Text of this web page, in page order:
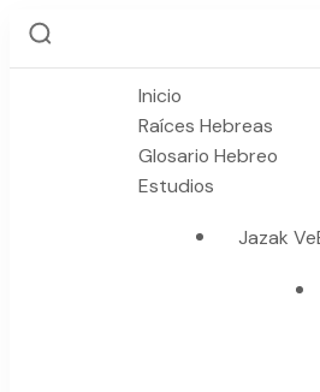
Inicio
Raíces Hebreas
Glosario Hebreo
Estudios
Jazak